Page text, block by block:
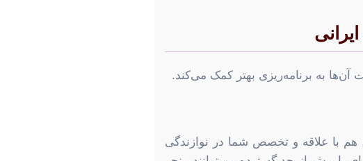
آن‌ها به برنامه‌ریزی بهتر کمک می‌کند.
هم با علاقه و تخصص شما در نوازندگی